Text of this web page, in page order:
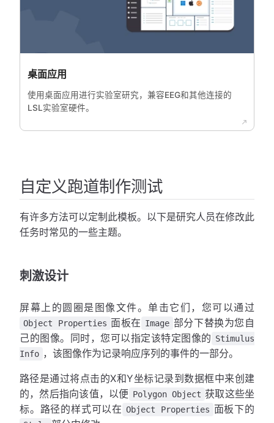
桌面应用
使用桌面应用进行实验室研究，兼容EEG和其他连接的
LSL实验室硬件。
自定义跑道制作测试
有许多方法可以定制此模板。以下是研究人员在修改此
任务时常见的一些主题。
刺激设计
屏幕上的圆圈是图像文件。单击它们，您可以通过
Object Properties 面板在 Image 部分下替换为您自
己的图像。同时，您可以指定该特定图像的 Stimulus
Info ，该图像作为记录响应序列的事件的一部分。
路径是通过将点击的X和Y坐标记录到数据框中来创建
的，然后指向该值，以便 Polygon Object 获取这些坐
标。路径的样式可以在 Object Properties 面板下的